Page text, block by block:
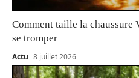
Comment taille la chaussure
se tromper
Actu 8 juillet 2026